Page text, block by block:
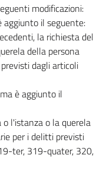
modificazioni:
aggiunto il seguente:
la richiesta del
della persona
dagli articoli
è aggiunto il
l'istanza o la querela
per i delitti previsti
ter, 319-quater, 320,